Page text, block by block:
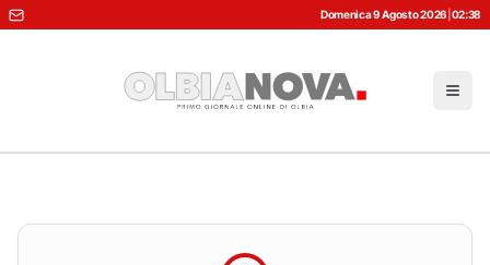
Domenica 9 Agosto 2026 02:38